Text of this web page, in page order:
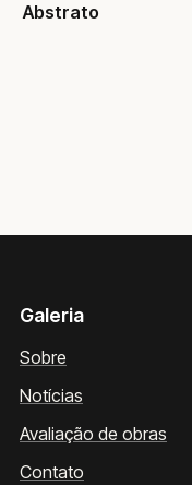
Abstrato
Galeria
Sobre
Notícias
Avaliação de obras
Contato